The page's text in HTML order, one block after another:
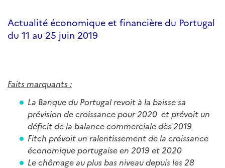
Actualité économique et financière du Portugal
du 11 au 25 juin 2019
Faits marquants :
La Banque du Portugal revoit à la baisse sa
prévision de croissance pour 2020 et prévoit un
déficit de la balance commerciale dès 2019
Fitch prévoit un ralentissement de la croissance
économique portugaise en 2019 et 2020
Le chômage au plus bas niveau depuis les 28